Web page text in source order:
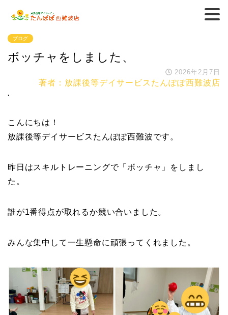
ブログ
ボッチャをしました、
2026年2月7日
著者：放課後等デイサービスたんぽぽ西難波店
'
こんにちは！
放課後等デイサービスたんぽぽ西難波です。
昨日はスキルトレーニングで「ボッチャ」をしまし
た。
誰が1番得点が取れるか競い合いました。
みんな集中して一生懸命に頑張ってくれました。